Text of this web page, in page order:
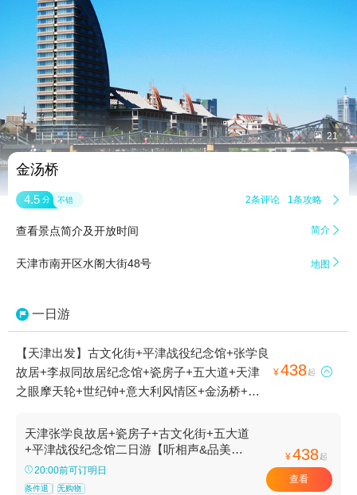
 21
金汤桥
4.5 分 不错 2条评论 1条攻略 
查看景点简介及开放时间 简介 
天津市南开区水阁大街48号 地图 
一日游
【天津出发】古文化街+平津战役纪念馆+张学良
故居+李叔同故居纪念馆+瓷房子+五大道+天津
之眼摩天轮+世纪钟+意大利风情区+金汤桥+解
日游
¥438起 
天津张学良故居+瓷房子+古文化街+五大道
+平津战役纪念馆二日游【听相声&品美食&
游海河夜景+含接送站】
20:00前可订明日
条件退 无购物
¥438起
查看